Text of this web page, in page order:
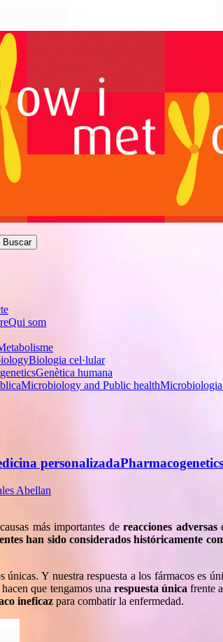
científica sobre Biomedicina
Qui som
Biologia cel·lular
Genètica humana
Microbiology and Public health
personalizada
Abellan
más importantes de reacciones adversas
han sido considerados históricamente
únicas. Y nuestra respuesta a los fármacos
que tengamos una respuesta única frente
ineficaz para combatir la enfermedad.